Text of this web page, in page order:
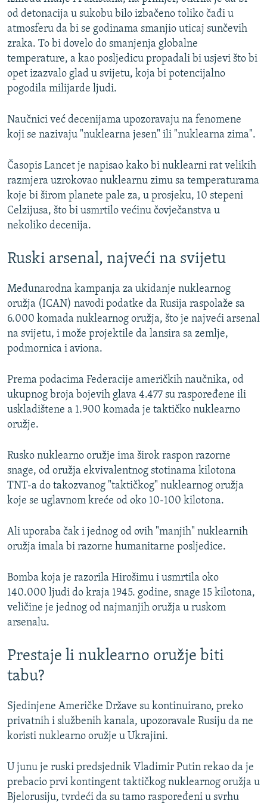
od detonacija u sukobu bilo izbačeno toliko čađi u
atmosferu da bi se godinama smanjio uticaj sunčevih
zraka. To bi dovelo do smanjenja globalne
temperature, a kao posljedicu propadali bi usjevi što bi
opet izazvalo glad u svijetu, koja bi potencijalno
pogodila milijarde ljudi.
Naučnici već decenijama upozoravaju na fenomene
koji se nazivaju "nuklearna jesen" ili "nuklearna zima".
Časopis Lancet je napisao kako bi nuklearni rat velikih
razmjera uzrokovao nuklearnu zimu sa temperaturama
koje bi širom planete pale za, u prosjeku, 10 stepeni
Celzijusa, što bi usmrtilo većinu čovječanstva u
nekoliko decenija.
Ruski arsenal, najveći na svijetu
Međunarodna kampanja za ukidanje nuklearnog
oružja (ICAN) navodi podatke da Rusija raspolaže sa
6.000 komada nuklearnog oružja, što je najveći arsenal
na svijetu, i može projektile da lansira sa zemlje,
podmornica i aviona.
Prema podacima Federacije američkih naučnika, od
ukupnog broja bojevih glava 4.477 su raspoređene ili
uskladištene a 1.900 komada je taktičko nuklearno
oružje.
Rusko nuklearno oružje ima širok raspon razorne
snage, od oružja ekvivalentnog stotinama kilotona
TNT-a do takozvanog "taktičkog" nuklearnog oružja
koje se uglavnom kreće od oko 10-100 kilotona.
Ali uporaba čak i jednog od ovih "manjih" nuklearnih
oružja imala bi razorne humanitarne posljedice.
Bomba koja je razorila Hirošimu i usmrtila oko
140.000 ljudi do kraja 1945. godine, snage 15 kilotona,
veličine je jednog od najmanjih oružja u ruskom
arsenalu.
Prestaje li nuklearno oružje biti
tabu?
Sjedinjene Američke Države su kontinuirano, preko
privatnih i službenih kanala, upozoravale Rusiju da ne
koristi nuklearno oružje u Ukrajini.
U junu je ruski predsjednik Vladimir Putin rekao da je
prebacio prvi kontingent taktičkog nuklearnog oružja u
Bjelorusiju, tvrdeći da su tamo raspoređeni u svrhu